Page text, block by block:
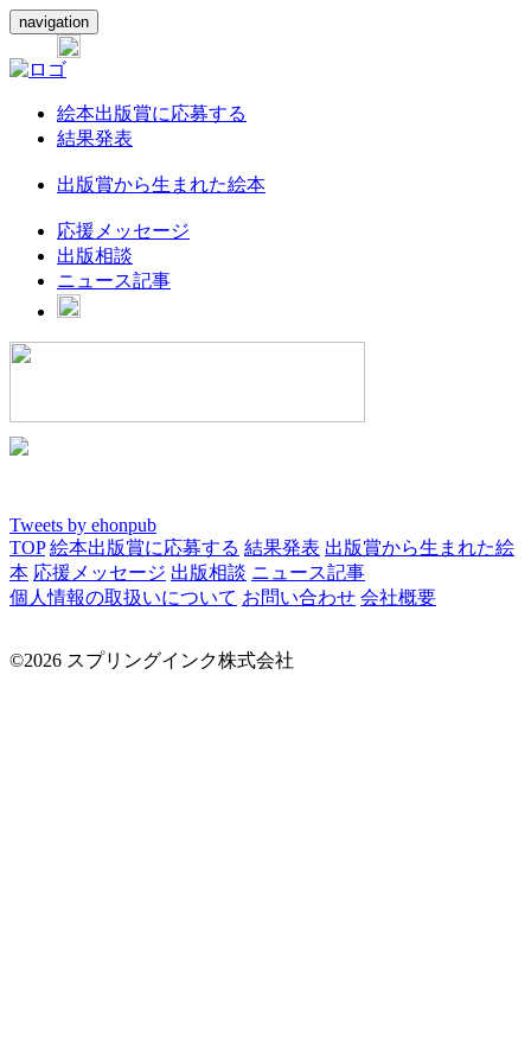
navigation
絵本出版賞に応募する
結果発表
出版賞から生まれた絵本
応援メッセージ
出版相談
ニュース記事
Tweets by ehonpub
TOP 絵本出版賞に応募する 結果発表 出版賞から生まれた絵
本 応援メッセージ 出版相談 ニュース記事
個人情報の取扱いについて お問い合わせ 会社概要
©2026 スプリングインク株式会社